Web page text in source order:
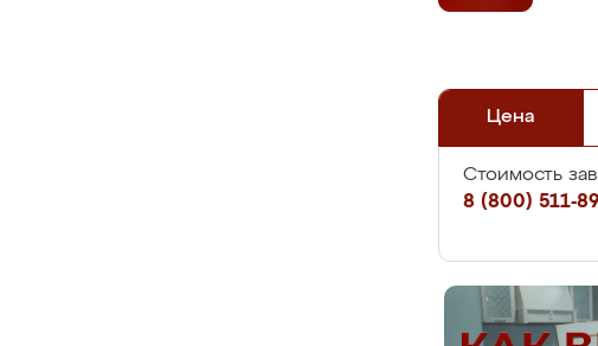
Цена
Стоимость
8 (800) 511-